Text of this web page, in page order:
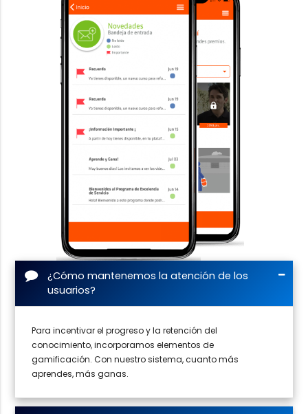
¿Cómo mantenemos la atención de los
usuarios?
Para incentivar el progreso y la retención del
conocimiento, incorporamos elementos de
gamificación. Con nuestro sistema, cuanto más
aprendes, más ganas.